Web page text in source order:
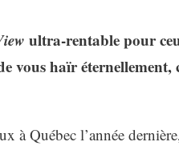
ultra-rentable pour
vous haïr
à Québec l’année